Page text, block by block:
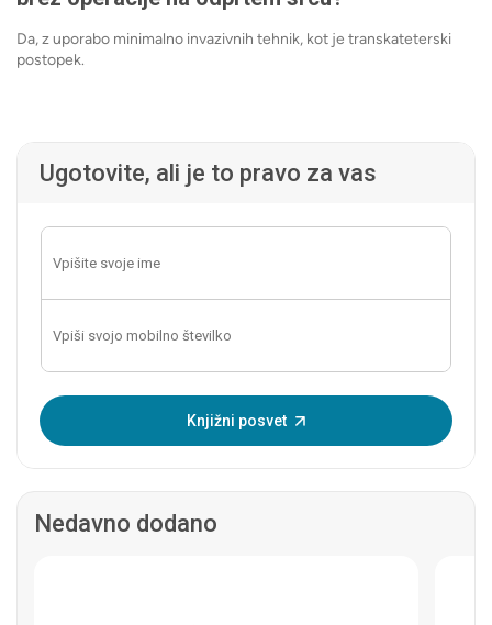
Da, z uporabo minimalno invazivnih tehnik, kot je transkateterski
postopek.
Ugotovite, ali je to pravo za vas
Knjižni posvet
Nedavno dodano